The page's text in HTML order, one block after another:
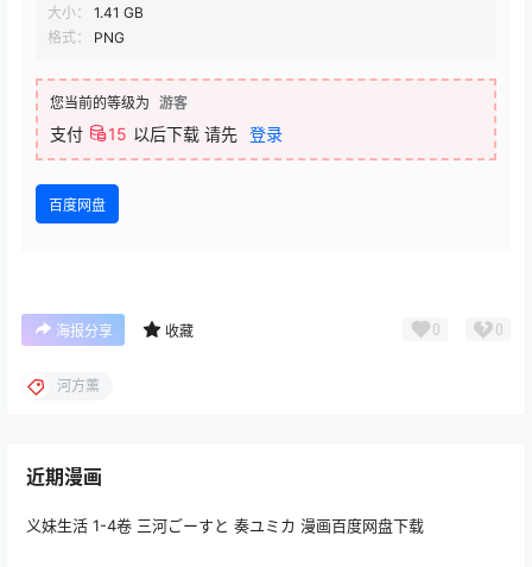
大小：
1.41 GB
格式：
PNG
您当前的等级为 游客
支付 15 以后下载 请先 登录
百度网盘
海报分享 收藏 0 0
河方薰
近期漫画
义妹生活 1-4卷 三河ごーすと 奏ユミカ 漫画百度网盘下载